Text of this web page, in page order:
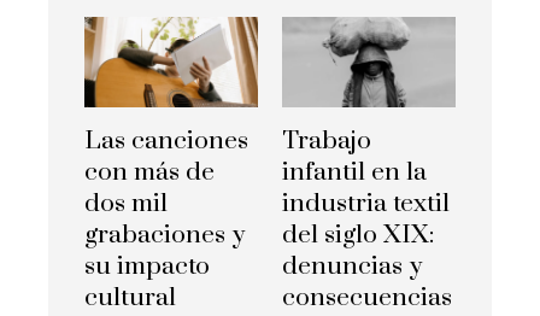
Las canciones
con más de
dos mil
grabaciones y
su impacto
cultural
Trabajo
infantil en la
industria textil
del siglo XIX:
denuncias y
consecuencias